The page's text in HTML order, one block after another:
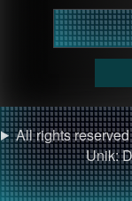
All rights
Unik: